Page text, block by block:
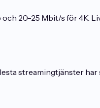
20-25 Mbit/s för 4K.
streamingtjänster har